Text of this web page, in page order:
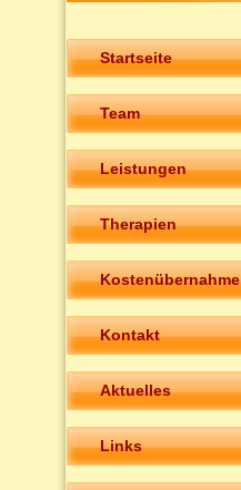
Startseite
Team
Leistungen
Therapien
Kostenübernahme
Kontakt
Aktuelles
Links